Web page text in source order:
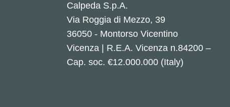
Calpeda S.p.A.
Via Roggia di Mezzo, 39
36050 - Montorso Vicentino
Vicenza | R.E.A. Vicenza n.84200 –
Cap. soc. €12.000.000 (Italy)